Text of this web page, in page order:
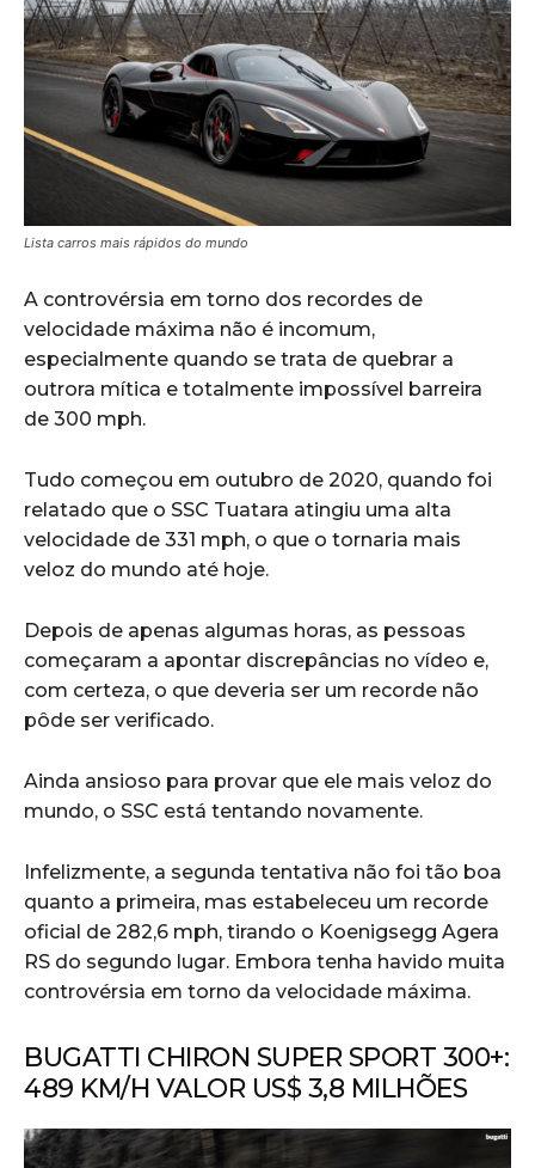
Lista carros mais rápidos do mundo
A controvérsia em torno dos recordes de
velocidade máxima não é incomum,
especialmente quando se trata de quebrar a
outrora mítica e totalmente impossível barreira
de 300 mph.
Tudo começou em outubro de 2020, quando foi
relatado que o SSC Tuatara atingiu uma alta
velocidade de 331 mph, o que o tornaria mais
veloz do mundo até hoje.
Depois de apenas algumas horas, as pessoas
começaram a apontar discrepâncias no vídeo e,
com certeza, o que deveria ser um recorde não
pôde ser verificado.
Ainda ansioso para provar que ele mais veloz do
mundo, o SSC está tentando novamente.
Infelizmente, a segunda tentativa não foi tão boa
quanto a primeira, mas estabeleceu um recorde
oficial de 282,6 mph, tirando o Koenigsegg Agera
RS do segundo lugar. Embora tenha havido muita
controvérsia em torno da velocidade máxima.
BUGATTI CHIRON SUPER SPORT 300+:
489 KM/H VALOR US$ 3,8 MILHÕES